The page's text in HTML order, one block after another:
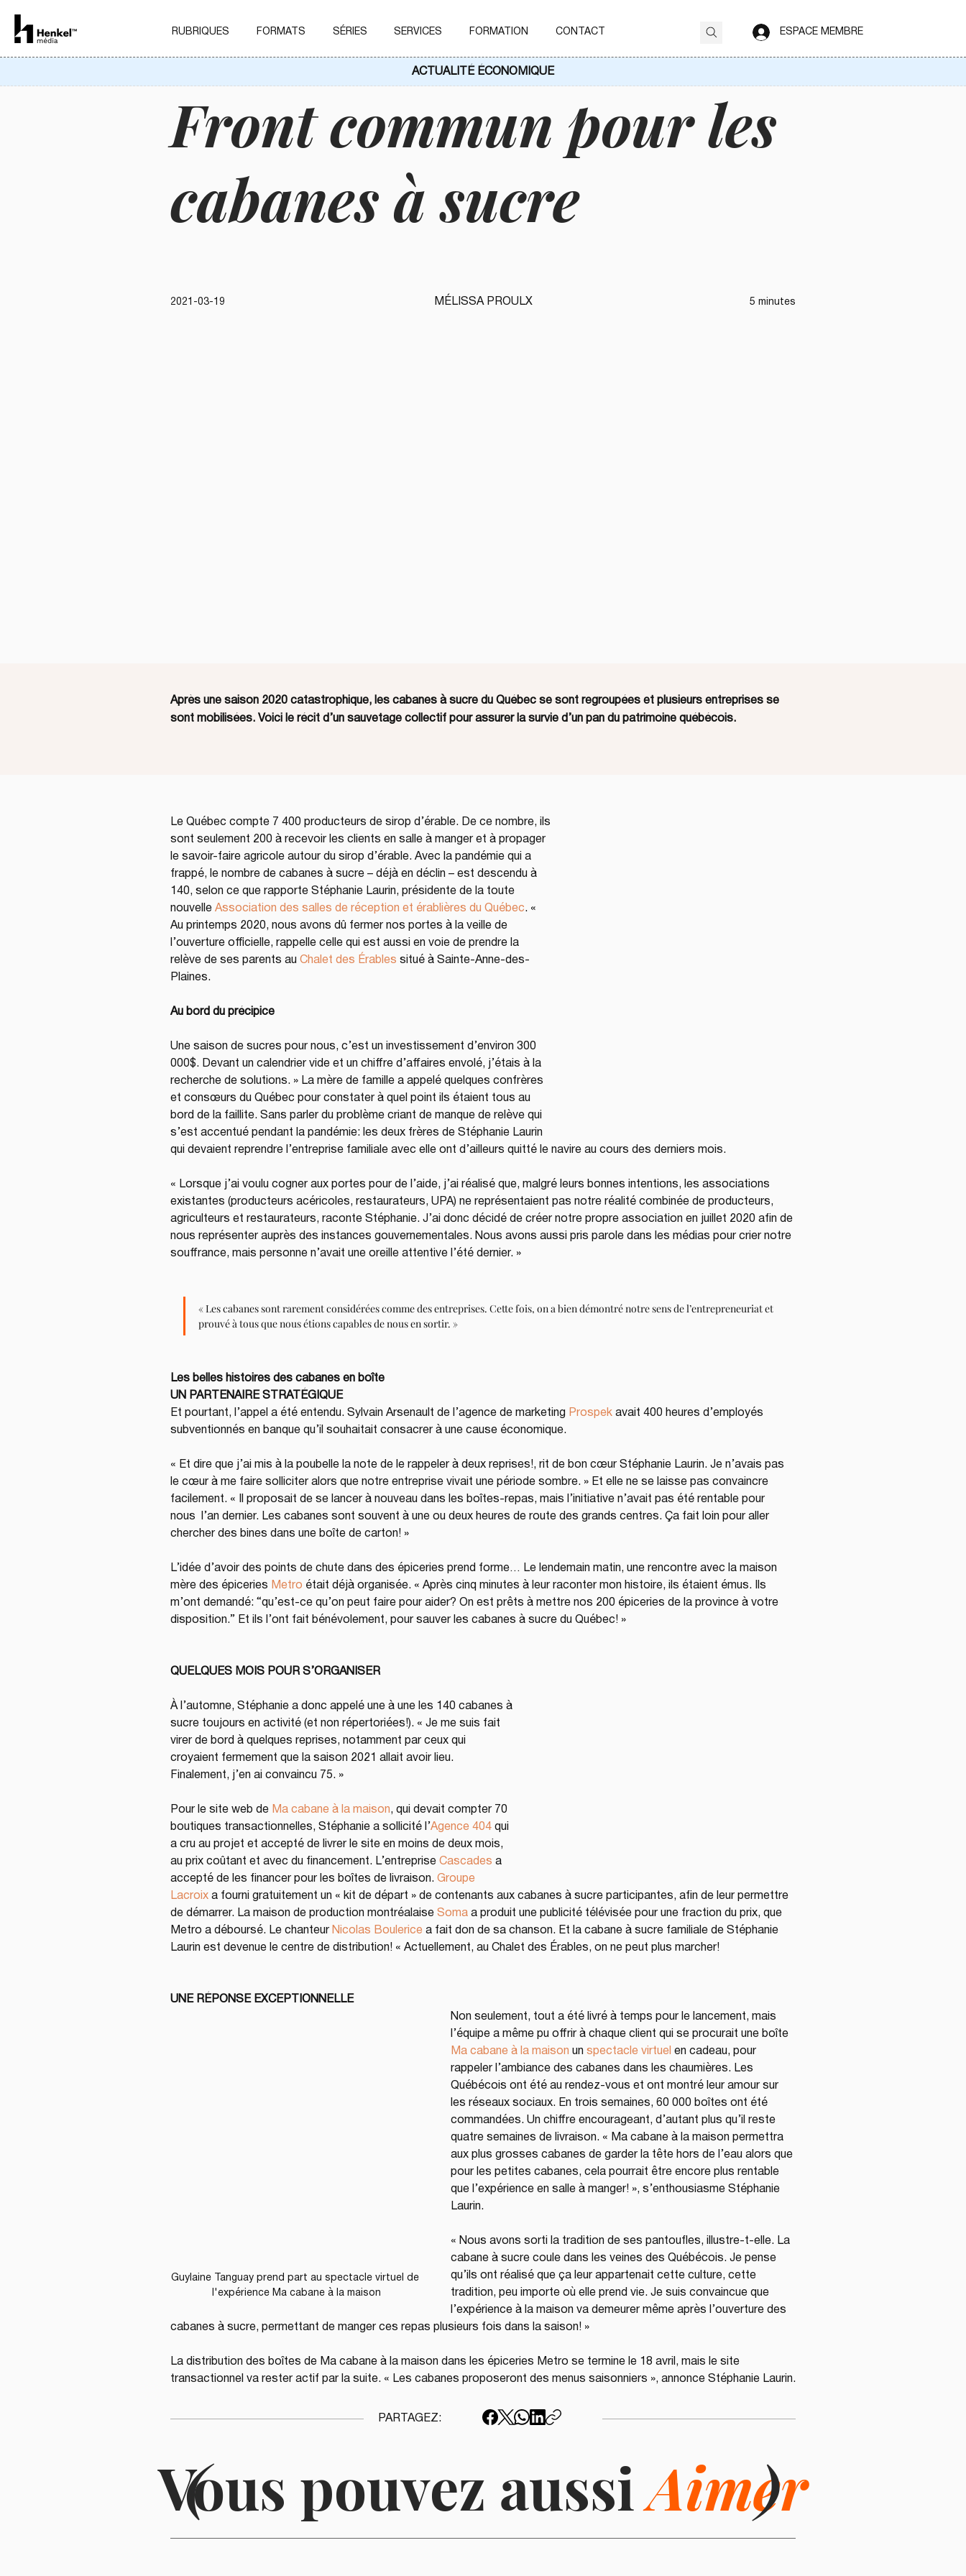
RUBRIQUES FORMATS SÉRIES SERVICES FORMATION CONTACT ESPACE MEMBRE
(
Vous pouvez aussiAimer
)
Le Québec compte 7 400 producteurs de sirop d’érable. De ce nombre, ils
sont seulement 200 à recevoir les clients en salle à manger et à propager
le savoir-faire agricole autour du sirop d’érable. Avec la pandémie qui a
frappé, le nombre de cabanes à sucre – déjà en déclin – est descendu à
140, selon ce que rapporte Stéphanie Laurin, présidente de la toute
nouvelle Association des salles de réception et érablières du Québec. «
Au printemps 2020, nous avons dû fermer nos portes à la veille de
l’ouverture officielle, rappelle celle qui est aussi en voie de prendre la
relève de ses parents au Chalet des Érables situé à Sainte-Anne-des-
Plaines.
Au bord du précipice
Une saison de sucres pour nous, c’est un investissement d’environ 300
000$. Devant un calendrier vide et un chiffre d’affaires envolé, j’étais à la
recherche de solutions. » La mère de famille a appelé quelques confrères
et consœurs du Québec pour constater à quel point ils étaient tous au
bord de la faillite. Sans parler du problème criant de manque de relève qui
s’est accentué pendant la pandémie: les deux frères de Stéphanie Laurin
qui devaient reprendre l’entreprise familiale avec elle ont d’ailleurs quitté le navire au cours des derniers mois.
« Lorsque j’ai voulu cogner aux portes pour de l’aide, j’ai réalisé que, malgré leurs bonnes intentions, les associations
existantes (producteurs acéricoles, restaurateurs, UPA) ne représentaient pas notre réalité combinée de producteurs,
agriculteurs et restaurateurs, raconte Stéphanie. J’ai donc décidé de créer notre propre association en juillet 2020 afin de
nous représenter auprès des instances gouvernementales. Nous avons aussi pris parole dans les médias pour crier notre
souffrance, mais personne n’avait une oreille attentive l’été dernier. »
« Les cabanes sont rarement considérées comme des entreprises. Cette fois, on a bien démontré notre sens de l’entrepreneuriat et
prouvé à tous que nous étions capables de nous en sortir. »
Les belles histoires des cabanes en boîte
UN PARTENAIRE STRATÉGIQUE
Et pourtant, l’appel a été entendu. Sylvain Arsenault de l’agence de marketing
Prospek avait 400 heures d’employés
subventionnés en banque qu’il souhaitait consacrer à une cause économique.
« Et dire que j’ai mis à la poubelle la note de le rappeler à deux reprises!, rit de bon cœur Stéphanie Laurin. Je n’avais pas
le cœur à me faire solliciter alors que notre entreprise vivait une période sombre. » Et elle ne se laisse pas convaincre
facilement. « Il proposait de se lancer à nouveau dans les boîtes-repas, mais l’initiative n’avait pas été rentable pour
nous  l’an dernier. Les cabanes sont souvent à une ou deux heures de route des grands centres. Ça fait loin pour aller
chercher des bines dans une boîte de carton! »
L’idée d’avoir des points de chute dans des épiceries prend forme… Le lendemain matin, une rencontre avec la maison
mère des épiceries Metro était déjà organisée. « Après cinq minutes à leur raconter mon histoire, ils étaient émus. Ils
m’ont demandé: “qu’est-ce qu’on peut faire pour aider? On est prêts à mettre nos 200 épiceries de la province à votre
disposition.” Et ils l’ont fait bénévolement, pour sauver les cabanes à sucre du Québec! »
QUELQUES MOIS POUR S’ORGANISER
À l’automne, Stéphanie a donc appelé une à une les 140 cabanes à
sucre toujours en activité (et non répertoriées!). « Je me suis fait
virer de bord à quelques reprises, notamment par ceux qui
croyaient fermement que la saison 2021 allait avoir lieu.
Finalement, j’en ai convaincu 75. »
Pour le site web de Ma cabane à la maison, qui devait compter 70
boutiques transactionnelles, Stéphanie a sollicité l’Agence 404 qui
a cru au projet et accepté de livrer le site en moins de deux mois,
au prix coûtant et avec du financement. L’entreprise Cascades a
accepté de les financer pour les boîtes de livraison. Groupe
Lacroix a fourni gratuitement un « kit de départ » de contenants aux cabanes à sucre participantes, afin de leur permettre
de démarrer. La maison de production montréalaise Soma a produit une publicité télévisée pour une fraction du prix, que
Metro a déboursé. Le chanteur Nicolas Boulerice a fait don de sa chanson. Et la cabane à sucre familiale de Stéphanie
Laurin est devenue le centre de distribution! « Actuellement, au Chalet des Érables, on ne peut plus marcher!
UNE RÉPONSE EXCEPTIONNELLE
Guylaine Tanguay prend part au spectacle virtuel de
l'expérience Ma cabane à la maison
Non seulement, tout a été livré à temps pour le lancement, mais
l’équipe a même pu offrir à chaque client qui se procurait une boîte
Ma cabane à la maison un spectacle virtuel en cadeau, pour
rappeler l’ambiance des cabanes dans les chaumières. Les
Québécois ont été au rendez-vous et ont montré leur amour sur
les réseaux sociaux. En trois semaines, 60 000 boîtes ont été
commandées. Un chiffre encourageant, d’autant plus qu’il reste
quatre semaines de livraison. « Ma cabane à la maison permettra
aux plus grosses cabanes de garder la tête hors de l’eau alors que
pour les petites cabanes, cela pourrait être encore plus rentable
que l’expérience en salle à manger! », s’enthousiasme Stéphanie
Laurin.
« Nous avons sorti la tradition de ses pantoufles, illustre-t-elle. La
cabane à sucre coule dans les veines des Québécois. Je pense
qu’ils ont réalisé que ça leur appartenait cette culture, cette
tradition, peu importe où elle prend vie. Je suis convaincue que
l’expérience à la maison va demeurer même après l’ouverture des
cabanes à sucre, permettant de manger ces repas plusieurs fois dans la saison! »
La distribution des boîtes de Ma cabane à la maison dans les épiceries Metro se termine le 18 avril, mais le site
transactionnel va rester actif par la suite. « Les cabanes proposeront des menus saisonniers », annonce Stéphanie Laurin.
Front commun pour les
cabanes à sucre
2021-03-19 MÉLISSA PROULX 5 minutes
Après une saison 2020 catastrophique, les cabanes à sucre du Québec se sont regroupées et plusieurs entreprises se
sont mobilisées. Voici le récit d’un sauvetage collectif pour assurer la survie d’un pan du patrimoine québécois.
PARTAGEZ:
ACTUALITÉ ÉCONOMIQUE